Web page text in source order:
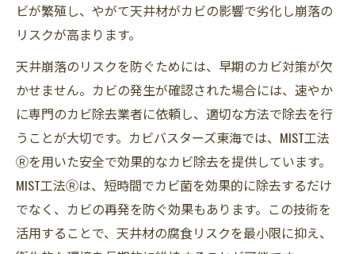
ビが繁殖し、やがて天井材がカビの影響で劣化し崩落の
リスクが高まります。
天井崩落のリスクを防ぐためには、早期のカビ対策が欠
かせません。カビの発生が確認された場合には、速やか
に専門のカビ除去業者に依頼し、適切な方法で除去を行
うことが大切です。カビバスターズ東海では、MIST工法
Ⓡを用いた安全で効果的なカビ除去を提供しています。
MIST工法Ⓡは、短時間でカビ菌を効果的に除去するだけ
でなく、カビの再発を防ぐ効果もあります。この技術を
活用することで、天井材の腐食リスクを最小限に抑え、